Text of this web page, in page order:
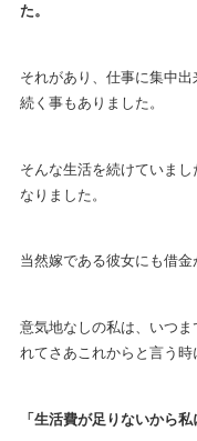
た。
それがあり、仕事に集中
続く事もありました。
そんな生活を続けていま
なりました。
当然嫁である彼女にも借金
意気地なしの私は、いつ
れてさあこれからと言う時
「生活費が足りないから私